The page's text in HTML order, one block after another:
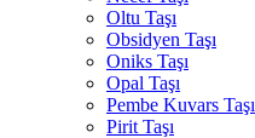
Oltu Taşı
Obsidyen Taşı
Oniks Taşı
Opal Taşı
Pembe Kuvars Taşı
Pirit Taşı